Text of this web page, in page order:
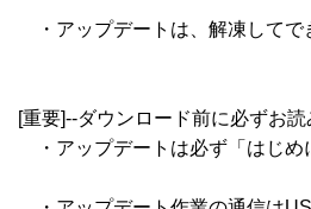
・アップデートは、解凍してで
[重要]--ダウンロード前に必ずお
・アップデートは必ず「はじめ